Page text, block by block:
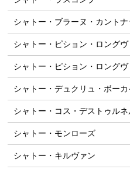
シャトー・ブラーヌ・カントナ
シャトー・ピション・ロング
シャトー・ピション・ロング
シャトー・デュクリュ・ボー
シャトー・コス・デストゥルネ
シャトー・モンローズ
シャトー・キルヴァン